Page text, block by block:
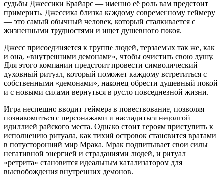
судьбы Джессики Брайарс — именно её роль вам предстоит
примерить. Джессика близка каждому современному геймеру
— это самый обычный человек, который сталкивается с
жизненными трудностями и ищет душевного покоя.
Джесс присоединяется к группе людей, терзаемых так же, как
и она, «внутренними демонами», чтобы очистить свою душу.
Для этого компании предстоит провести символический
духовный ритуал, который поможет каждому встретиться с
собственными «демонами», наконец обрести душевный покой
и с новыми силами вернуться в русло повседневной жизни.
Игра неспешно вводит геймера в повествование, позволяя
познакомиться с персонажами и насладиться недолгой
идиллией райского места. Однако стоит героям приступить к
исполнению ритуала, как тихий островок становится вратами
в потусторонний мир Мрака. Мрак подпитывает свои силы
негативной энергией и страданиями людей, и ритуал
«ретрита» становится идеальным катализатором для
высвобождения внутренних демонов.